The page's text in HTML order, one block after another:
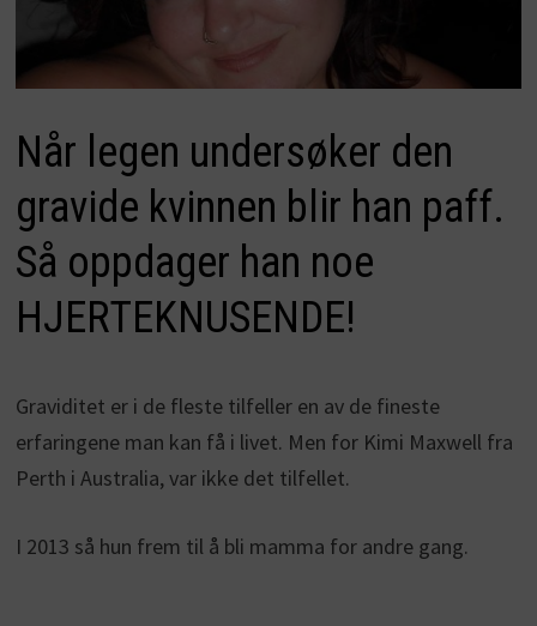
Når legen undersøker den
gravide kvinnen blir han paff.
Så oppdager han noe
HJERTEKNUSENDE!
Graviditet er i de fleste tilfeller en av de fineste
erfaringene man kan få i livet. Men for Kimi Maxwell fra
Perth i Australia, var ikke det tilfellet.
I 2013 så hun frem til å bli mamma for andre gang.